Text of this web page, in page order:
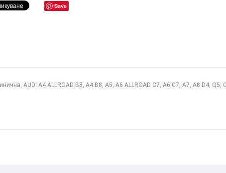
Save
AUDI A4 ALLROAD B8, A4 B8, A5, A6 ALLROAD C7, A6 C7, A7, A8 D4, Q5,